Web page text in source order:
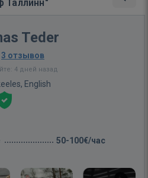
Таллинн"
Teder
3 отзывов
4 дней назад
English
50-100€/час